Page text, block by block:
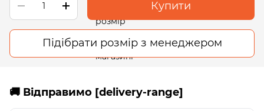
Купити
Підібрати розмір з менеджером
🚚 Відправимо [delivery-range]